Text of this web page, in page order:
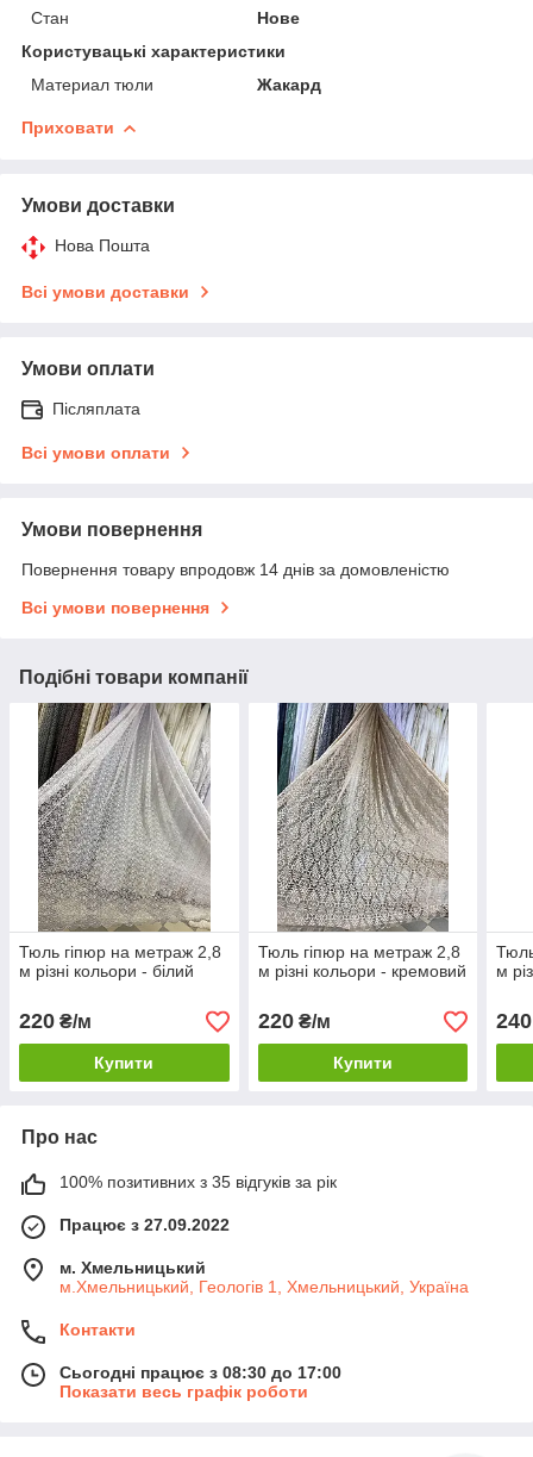
Стан
Нове
Користувацькі характеристики
Материал тюли
Жакард
Приховати
Умови доставки
Нова Пошта
Всі умови доставки
Умови оплати
Післяплата
Всі умови оплати
Умови повернення
Повернення товару впродовж 14 днів за домовленістю
Всі умови повернення
Подібні товари компанії
Тюль гіпюр на метраж 2,8
м різні кольори - білий
220 ₴/м
Купити
Тюль гіпюр на метраж 2,8
м різні кольори - кремовий
220₴/м
Купити
м
240
Про нас
100% позитивних з 35 відгуків за рік
Працює з 27.09.2022
м. Хмельницький
м.Хмельницький, Геологів 1, Хмельницький, Україна
Контакти
Сьогодні працює з 08:30 до 17:00
Показати весь графік роботи